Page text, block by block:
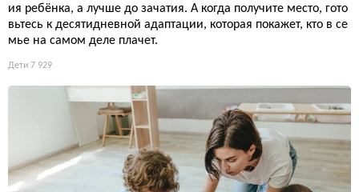
ия ребёнка, а лучше до зачатия. А когда получите место, гото
вьтесь к десятидневной адаптации, которая покажет, кто в се
мье на самом деле плачет.
Дети 7 929